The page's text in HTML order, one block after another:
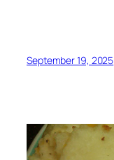
September 19, 2025